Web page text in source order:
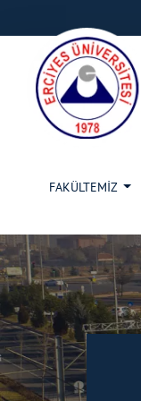
FAKÜLTEMİZ